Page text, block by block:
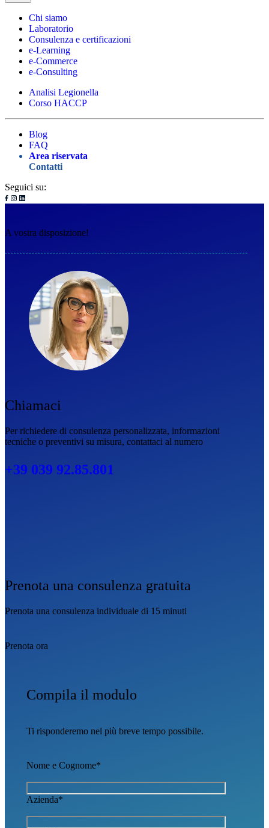
Chi siamo
Laboratorio
Consulenza e certificazioni
e-Learning
e-Commerce
e-Consulting
Analisi Legionella
Corso HACCP
Blog
FAQ
Area riservata
Contatti
Seguici su:
A vostra disposizione!
Chiamaci
Per richiedere di consulenza personalizzata, informazioni
tecniche o preventivi su misura, contattaci al numero
+39 039 92.85.801
Prenota una consulenza gratuita
Prenota una consulenza individuale di 15 minuti
Prenota ora
Compila il modulo
Ti risponderemo nel più breve tempo possibile.
Nome e Cognome*
Azienda*